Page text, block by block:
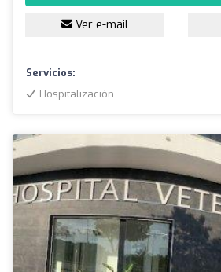
Ver e-mail
Servicios:
Hospitalización